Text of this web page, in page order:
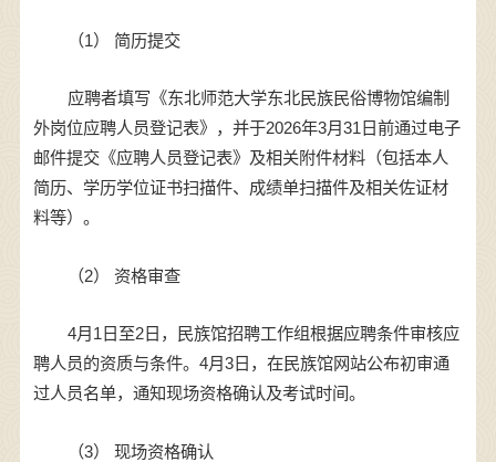
（1） 简历提交
应聘者填写《东北师范大学东北民族民俗博物馆编制
外岗位应聘人员登记表》，并于2026年3月31日前通过电子
邮件提交《应聘人员登记表》及相关附件材料（包括本人
简历、学历学位证书扫描件、成绩单扫描件及相关佐证材
料等）。
（2） 资格审查
4月1日至2日，民族馆招聘工作组根据应聘条件审核应
聘人员的资质与条件。4月3日，在民族馆网站公布初审通
过人员名单，通知现场资格确认及考试时间。
（3） 现场资格确认